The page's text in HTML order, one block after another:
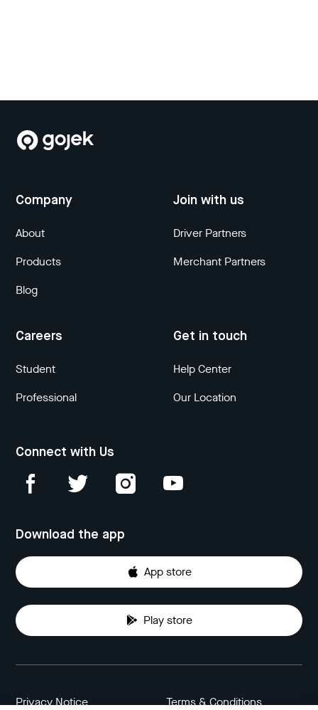
Company
About
Products
Blog
Join with us
Driver Partners
Merchant Partners
Careers
Student
Professional
Get in touch
Help Center
Our Location
Connect with Us
Download the app
App store
Play store
Privacy Notice Terms & Conditions